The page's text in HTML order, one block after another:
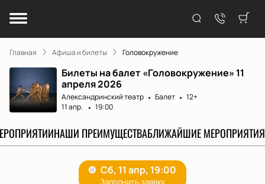
Главная Афиша и билеты Головокружение
Билеты на балет «Головокружение» 11
апреля 2026
Александринский театр Балет
12+
11 апр.
19:00
НАШИ ПРЕИМУЩЕСТВАБЛИЖАЙШИЕ МЕРОПРИЯТИЯ